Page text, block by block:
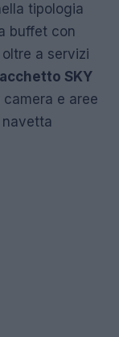
tipologia
buffet con
a servizi
SKY
e aree